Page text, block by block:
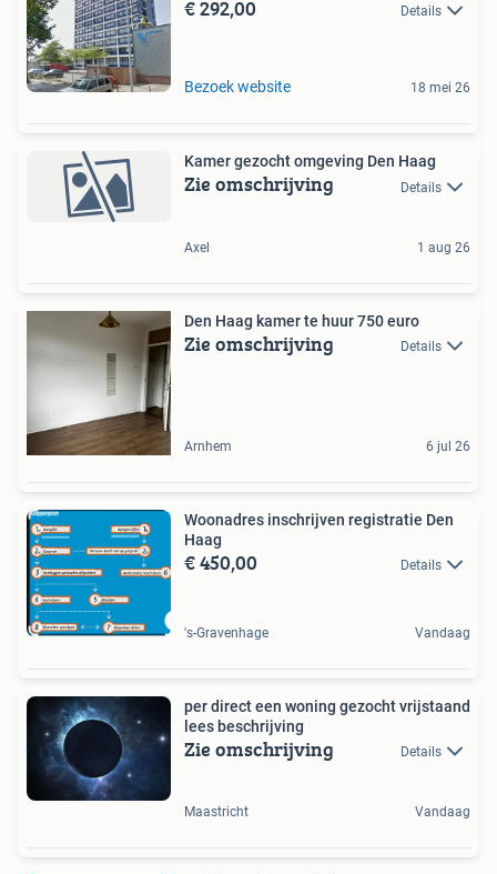
€ 292,00 Details
Bezoek website 18 mei 26
Kamer gezocht omgeving Den Haag
Zie omschrijving Details
Axel 1 aug 26
Den Haag kamer te huur 750 euro
Zie omschrijving Details
Arnhem 6 jul 26
Woonadres inschrijven registratie Den
Haag
€ 450,00 Details
's-Gravenhage Vandaag
per direct een woning gezocht vrijstaand
lees beschrijving
Zie omschrijving Details
Maastricht Vandaag